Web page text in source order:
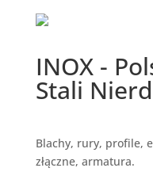
INOX -
Stali
Blachy, rury, profile,
złączne, armatura.